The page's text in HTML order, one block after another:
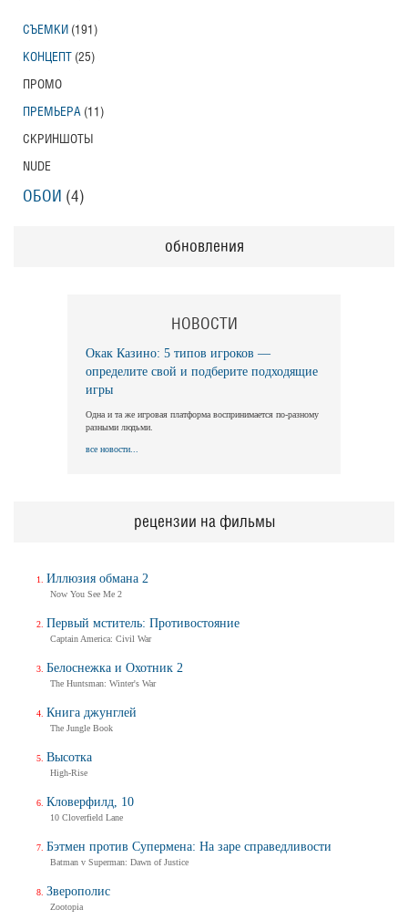
СЪЕМКИ (191)
КОНЦЕПТ (25)
ПРОМО
ПРЕМЬЕРА (11)
СКРИНШОТЫ
NUDE
ОБОИ (4)
обновления
НОВОСТИ
Окак Казино: 5 типов игроков —
определите свой и подберите подходящие
игры
Одна и та же игровая платформа воспринимается по-разному
разными людьми.
все новости...
рецензии на фильмы
Иллюзия обмана 2
Now You See Me 2
Первый мститель: Противостояние
Captain America: Civil War
Белоснежка и Охотник 2
The Huntsman: Winter's War
Книга джунглей
The Jungle Book
Высотка
High-Rise
Кловерфилд, 10
10 Cloverfield Lane
Бэтмен против Супермена: На заре справедливости
Batman v Superman: Dawn of Justice
Зверополис
Zootopia